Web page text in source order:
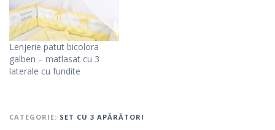
Lenjerie patut bicolora
galben – matlasat cu 3
laterale cu fundite
CATEGORIE: SET CU 3 APĂRĂTORI